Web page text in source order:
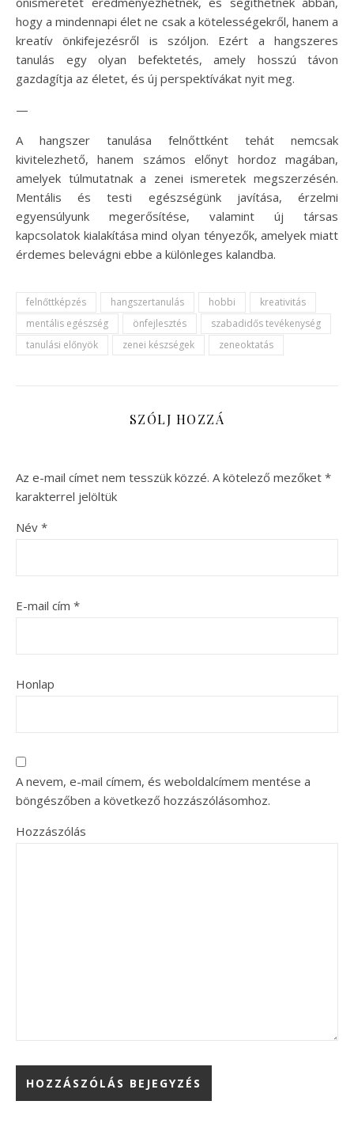
hogy a mindennapi élet ne csak a kötelességekről, hanem a
kreatív önkifejezésről is szóljon. Ezért a hangszeres
tanulás egy olyan befektetés, amely hosszú távon
gazdagítja az életet, és új perspektívákat nyit meg.
—
A hangszer tanulása felnőttként tehát nemcsak
kivitelezhető, hanem számos előnyt hordoz magában,
amelyek túlmutatnak a zenei ismeretek megszerzésén.
Mentális és testi egészségünk javítása, érzelmi
egyensúlyunk megerősítése, valamint új társas
kapcsolatok kialakítása mind olyan tényezők, amelyek miatt
érdemes belevágni ebbe a különleges kalandba.
felnőttképzés hangszertanulás hobbi
kreativitás
mentális egészség
önfejlesztés
szabadidős tevékenység
tanulási előnyök
zenei készségek zeneoktatás
SZÓLJ HOZZÁ
Az e-mail címet nem tesszük közzé. A kötelező mezőket *
karakterrel jelöltük
Név *
E-mail cím *
Honlap
A nevem, e-mail címem, és weboldalcímem mentése a
böngészőben a következő hozzászólásomhoz.
Hozzászólás